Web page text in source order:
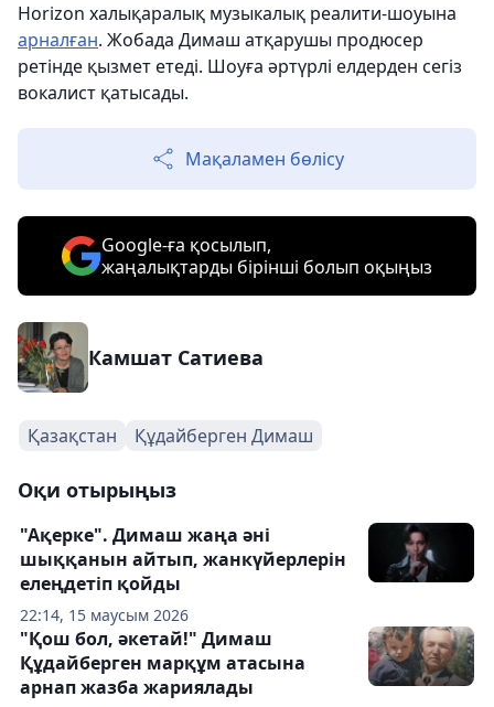
Horizon халықаралық музыкалық реалити-шоуына
арналған. Жобада Димаш атқарушы продюсер
ретінде қызмет етеді. Шоуға әртүрлі елдерден сегіз
вокалист қатысады.
Мақаламен бөлісу
Google-ға қосылып,
жаңалықтарды бірінші болып оқыңыз
Камшат Сатиева
Қазақстан Құдайберген Димаш
Оқи отырыңыз
22:14, 15 маусым 2026
"Ақерке". Димаш жаңа әні
шыққанын айтып, жанкүйерлерін
елеңдетіп қойды
"Қош бол, әкетай!" Димаш
Құдайберген марқұм атасына
арнап жазба жариялады